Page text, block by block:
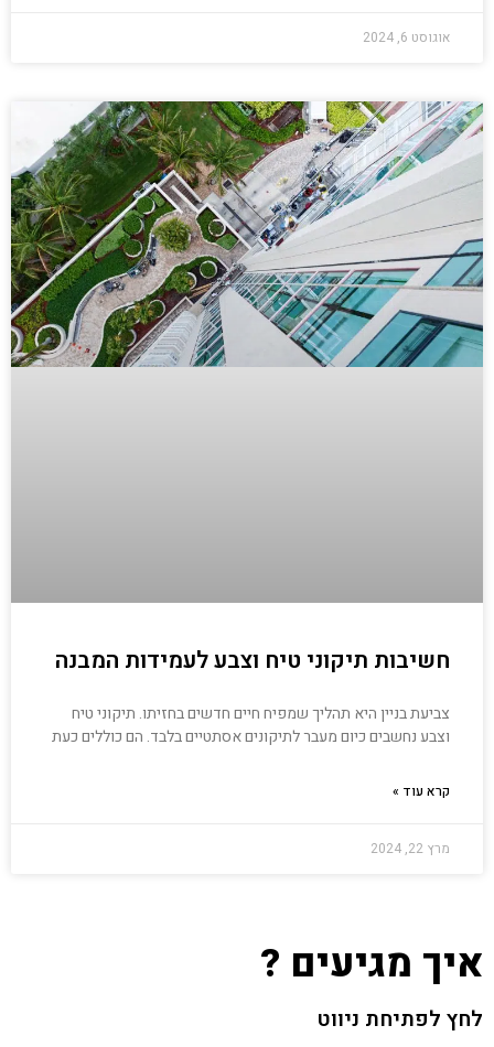
אוגוסט 6, 2024
חשיבות תיקוני טיח וצבע לעמידות המבנה
צביעת בניין היא תהליך שמפיח חיים חדשים בחזיתו. תיקוני טיח
וצבע נחשבים כיום מעבר לתיקונים אסתטיים בלבד. הם כוללים כעת
קרא עוד »
מרץ 22, 2024
איך מגיעים ?
לחץ לפתיחת ניווט